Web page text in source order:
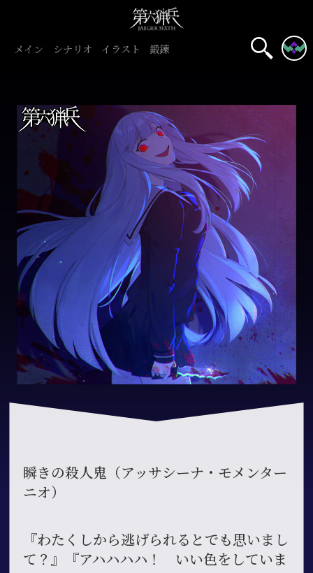
メイン シナリオ イラスト 鍛錬
瞬きの殺人鬼（アッサシーナ・モメンター
ニオ）
『わたくしから逃げられるとでも思いまし
て？』『アハハハハ！ いい色をしていま